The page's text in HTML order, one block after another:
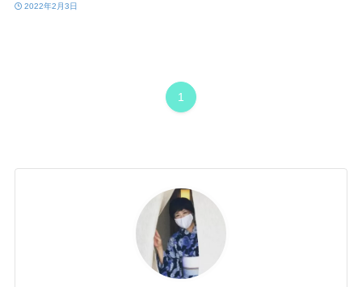
2022年2月3日
1